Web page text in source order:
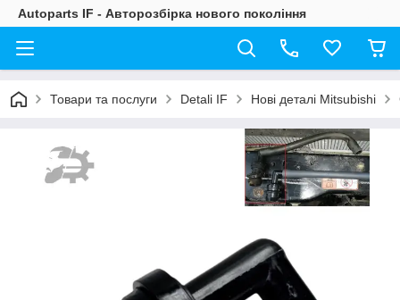
Autoparts IF - Авторозбірка нового покоління
Товари та послуги Detali IF Нові деталі Mitsubishi